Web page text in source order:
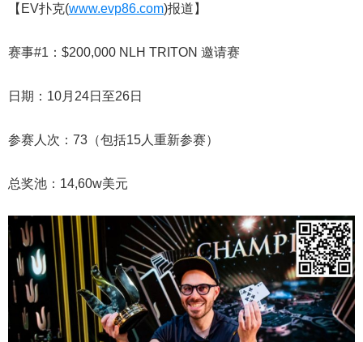
【EV扑克(www.evp86.com)报道】
赛事#1：$200,000 NLH TRITON 邀请赛
日期：10月24日至26日
参赛人次：73（包括15人重新参赛）
总奖池：14,60w美元